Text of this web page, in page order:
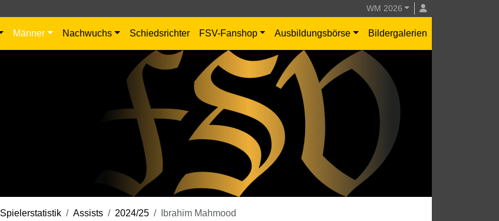
WM 2026
Männer Nachwuchs Schiedsrichter FSV-Fanshop Ausbildungsbörse Bildergalerien
Spielerstatistik Assists 2024/25 Ibrahim Mahmood